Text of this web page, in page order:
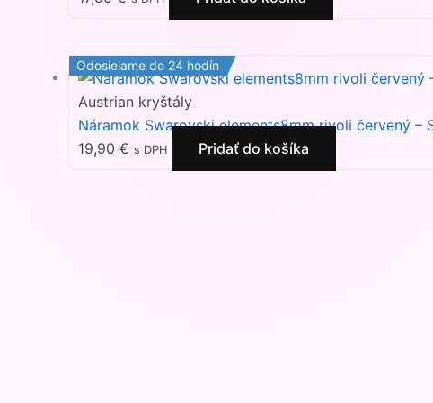
Odosielame do 24 hodín
Austrian kryštály
Náramok Swarovski elements8mm rivoli červený –
19,90 € s DPH Pridať do košíka